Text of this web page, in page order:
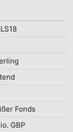
Fonds
GBP